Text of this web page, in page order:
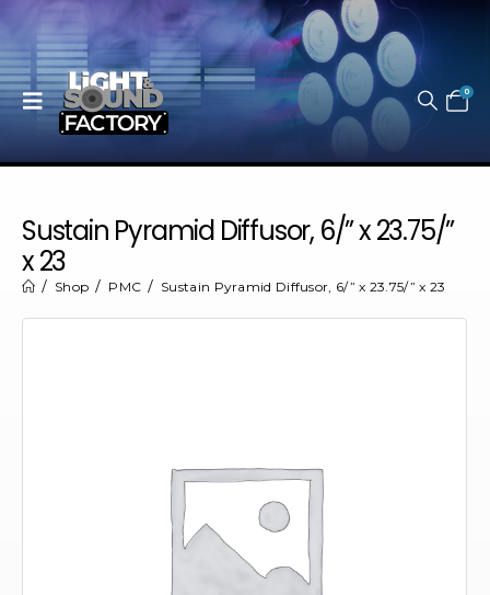
0
Sustain Pyramid Diffusor, 6/” x 23.75/”
x 23
Shop PMC Sustain Pyramid Diffusor, 6/” x 23.75/” x 23